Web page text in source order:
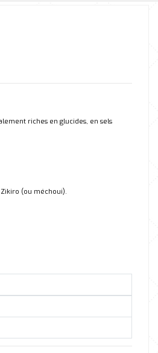
riches en glucides, en sels
(ou méchoui).